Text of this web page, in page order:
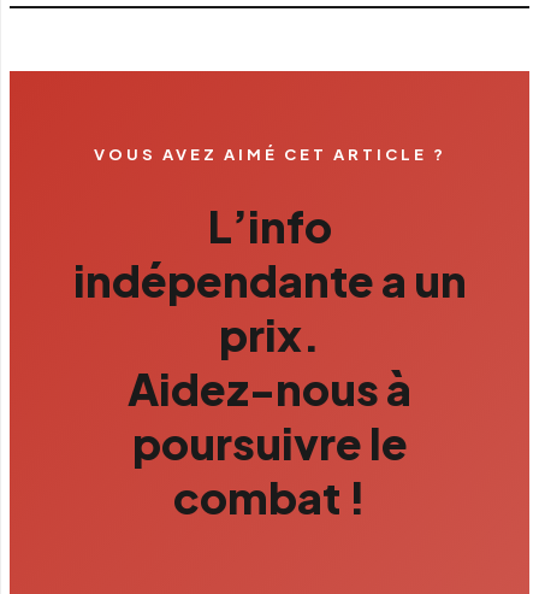
VOUS AVEZ AIMÉ CET ARTICLE ?
L’info
indépendante a un
prix.
Aidez-nous à
poursuivre le
combat !